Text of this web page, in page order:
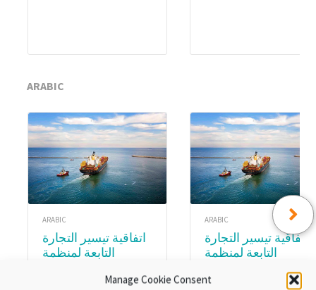
Manage Cookie Consent
ARABIC
ARABIC
اتفاقية تيسير التجارة
التابعة لمنظمة
ARABIC
اتفاقية تيسير التجارة
التابعة لمنظمة
الوحدة ٨:تنفيذ اتفاقية